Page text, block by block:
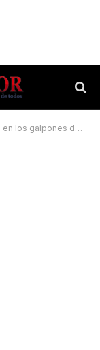
Musicales del Corsódromo